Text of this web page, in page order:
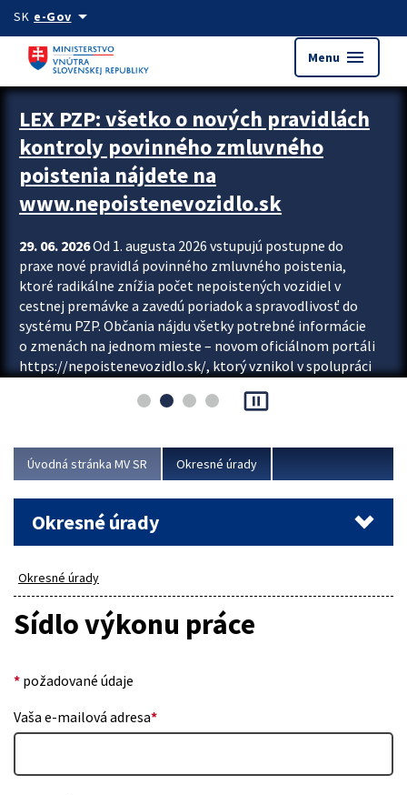
Preskocit na hlavný obsah
SK e-Govarrow_drop_down
Menu menu
Zastavit automatický posun upútavok
LEX PZP: všetko o nových pravidlách
kontroly povinného zmluvného
poistenia nájdete na
www.nepoistenevozidlo.sk
29. 06. 2026Od 1. augusta 2026 vstupujú postupne do
praxe nové pravidlá povinného zmluvného poistenia,
ktoré radikálne znížia počet nepoistených vozidiel v
cestnej premávke a zavedú poriadok a spravodlivosť do
systému PZP. Občania nájdu všetky potrebné informácie
o zmenách na jednom mieste – novom oficiálnom portáli
https://nepoistenevozidlo.sk/, ktorý vznikol v spolupráci
asociácie poisťovní (SLASPO) a Ministerstva vnútra SR.
Viac
pause_presentation
Úvodná stránka MV SR Okresné úrady
Okresné úrady
Okresné úrady
Sídlo výkonu práce
* požadované údaje
Vaša e-mailová adresa*